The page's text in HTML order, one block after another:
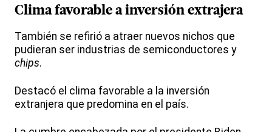
Clima favorable a inversión extrajera
También se refirió a atraer nuevos nichos que
pudieran ser industrias de semiconductores y
chips.
Destacó el clima favorable a la inversión
extranjera que predomina en el país.